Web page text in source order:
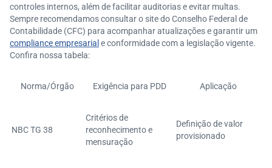
controles internos, além de facilitar auditorias e evitar multas.
Sempre recomendamos consultar o site do Conselho Federal de
Contabilidade (CFC) para acompanhar atualizações e garantir um
compliance empresarial e conformidade com a legislação vigente.
Confira nossa tabela:
Norma/Órgão Exigência para PDD Aplicação
NBC TG 38
Critérios de
reconhecimento e
mensuração
Definição de valor
provisionado